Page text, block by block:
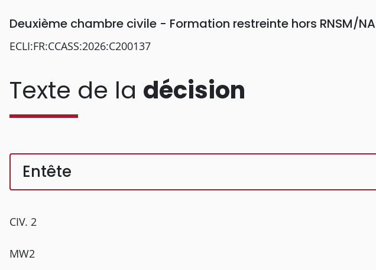
Deuxième chambre civile - Formation restreinte hors RNSM/NA
ECLI:FR:CCASS:2026:C200137
Texte de la décision
Entête
CIV. 2
MW2